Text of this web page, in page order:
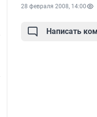
28 февраля 2008, 14:00
Написать